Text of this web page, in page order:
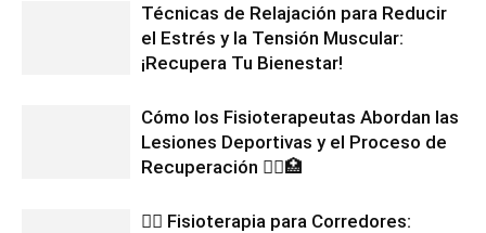
Técnicas de Relajación para Reducir
el Estrés y la Tensión Muscular:
¡Recupera Tu Bienestar!
Cómo los Fisioterapeutas Abordan las
Lesiones Deportivas y el Proceso de
Recuperación 🏃‍♀️🏥
🏃‍♂️ Fisioterapia para Corredores: